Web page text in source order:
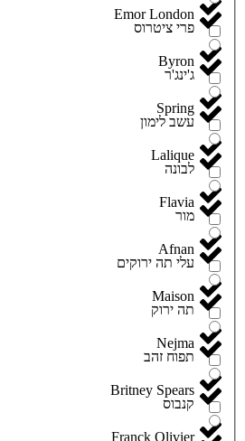
Emor London
Byron
Spring
Lalique
Flavia
Afnan
Maison
Nejma
Britney Spears
Franck Olivier
פרי ציטרוס
ג'ינג'ר
עשב לימון
לבונה
מור
עלי תה ירוקים
תה ירוק
תפוח זהב
קנבוס